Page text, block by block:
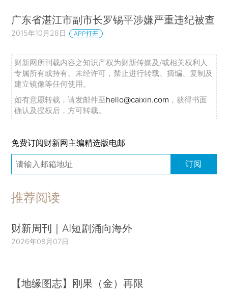
广东省湛江市副市长罗锡平涉嫌严重违纪被查
2015年10月28日 APP打开
财新网所刊载内容之知识产权为财新传媒及/或相关权利人
专属所有或持有。未经许可，禁止进行转载、摘编、复制及
建立镜像等任何使用。
如有意愿转载，请发邮件至hello@caixin.com ，获得书面
确认及授权后，方可转载。
免费订阅财新网主编精选版电邮
订阅
推荐阅读
财新周刊｜AI短剧涌向海外
2026年08月07日
【地缘图志】刚果（金）再限